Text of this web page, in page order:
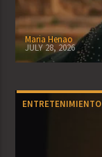
Maria Henao
JULY 28, 2026
ENTRETENIMIENTO